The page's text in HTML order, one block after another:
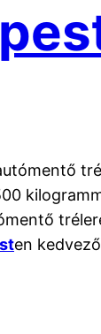
en kedvező